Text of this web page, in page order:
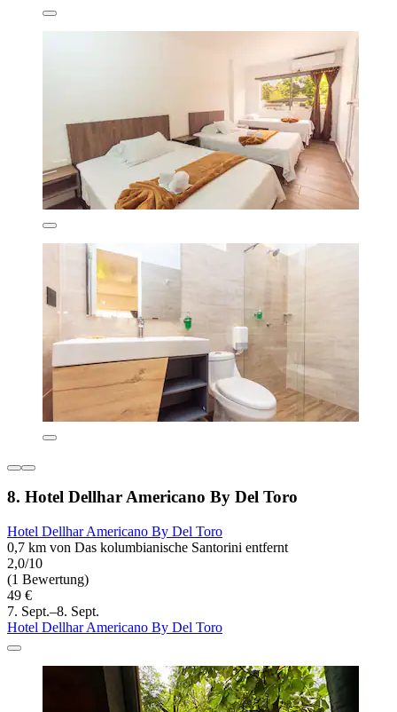
8. Hotel Dellhar Americano By Del Toro
Hotel Dellhar Americano By Del Toro
0,7 km von Das kolumbianische Santorini entfernt
2,0/10
(1 Bewertung)
49 €
7. Sept.–8. Sept.
Hotel Dellhar Americano By Del Toro